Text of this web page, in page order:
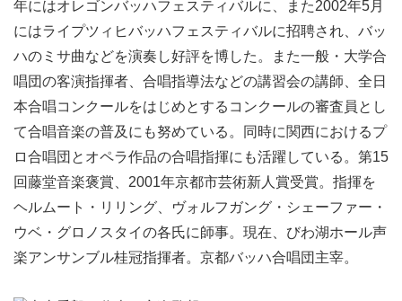
年にはオレゴンバッハフェスティバルに、また2002年5月
にはライプツィヒバッハフェスティバルに招聘され、バッ
ハのミサ曲などを演奏し好評を博した。また一般・大学合
唱団の客演指揮者、合唱指導法などの講習会の講師、全日
本合唱コンクールをはじめとするコンクールの審査員とし
て合唱音楽の普及にも努めている。同時に関西におけるプ
ロ合唱団とオペラ作品の合唱指揮にも活躍している。第15
回藤堂音楽褒賞、2001年京都市芸術新人賞受賞。指揮を
ヘルムート・リリング、ヴォルフガング・シェーファー・
ウベ・グロノスタイの各氏に師事。現在、びわ湖ホール声
楽アンサンブル桂冠指揮者。京都バッハ合唱団主宰。